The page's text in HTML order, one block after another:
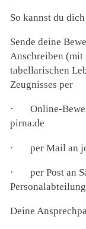
So kannst du
Sende deine
Anschreiben (mit
tabellarischen
Zeugnisses per
·Online-
pirna.de
·per Mail an
·per Post an
Deine